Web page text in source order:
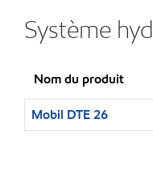
Système
Nom du produit
Mobil DTE 26